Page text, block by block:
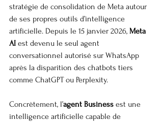
stratégie de consolidation de Meta autour
de ses propres outils d’intelligence
artificielle. Depuis le 15 janvier 2026, Meta
AI est devenu le seul agent
conversationnel autorisé sur WhatsApp
après la disparition des chatbots tiers
comme ChatGPT ou Perplexity.
Concrètement, l’agent Business est une
intelligence artificielle capable de